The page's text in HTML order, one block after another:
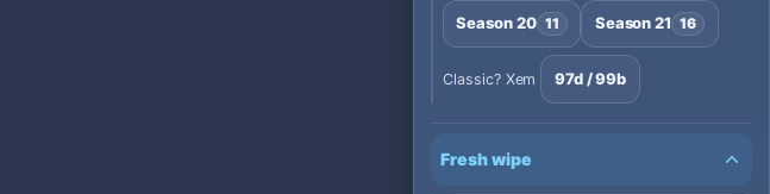
Season 20 11 Season 21 16
Classic? Xem 97d / 99b
Fresh wipe